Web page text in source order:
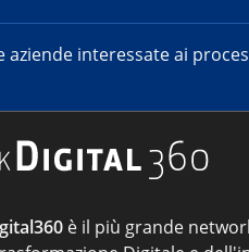
interessate ai
è il più grande